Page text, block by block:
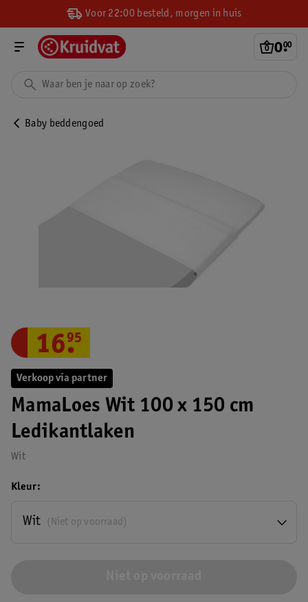
Voor 22:00 besteld, morgen in huis
0.
00
Baby beddengoed
Verkoop via partner
MamaLoes Wit 100 x 150 cm
Ledikantlaken
Wit
16.
95
Kleur
(Niet op voorraad)
Wit